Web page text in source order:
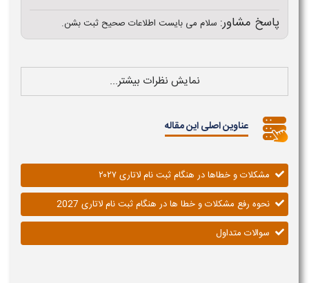
پاسخ مشاور: سلام می بایست اطلاعات صحیح ثبت بشن.
نمایش نظرات بیشتر...
عناوین اصلی این مقاله
مشکلات و خطاها در هنگام ثبت نام لاتاری ۲۰۲۷
نحوه رفع مشکلات و خطا ها در هنگام ثبت نام لاتاری 2027
سوالات متداول